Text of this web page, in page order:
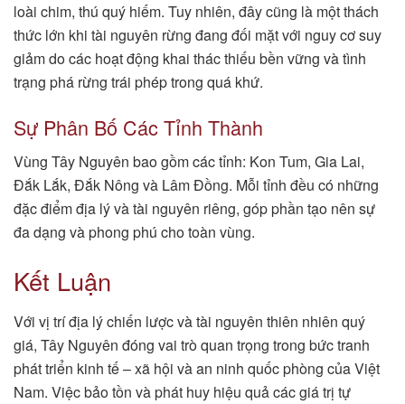
loài chim, thú quý hiếm. Tuy nhiên, đây cũng là một thách
thức lớn khi tài nguyên rừng đang đối mặt với nguy cơ suy
giảm do các hoạt động khai thác thiếu bền vững và tình
trạng phá rừng trái phép trong quá khứ.
Sự Phân Bố Các Tỉnh Thành
Vùng Tây Nguyên bao gồm các tỉnh: Kon Tum, Gia Lai,
Đắk Lắk, Đắk Nông và Lâm Đồng. Mỗi tỉnh đều có những
đặc điểm địa lý và tài nguyên riêng, góp phần tạo nên sự
đa dạng và phong phú cho toàn vùng.
Kết Luận
Với vị trí địa lý chiến lược và tài nguyên thiên nhiên quý
giá, Tây Nguyên đóng vai trò quan trọng trong bức tranh
phát triển kinh tế – xã hội và an ninh quốc phòng của Việt
Nam. Việc bảo tồn và phát huy hiệu quả các giá trị tự